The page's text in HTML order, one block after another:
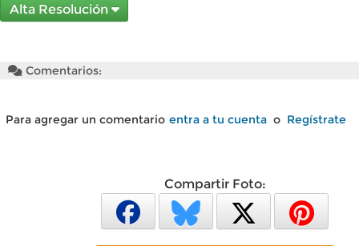
Alta Resolución
Comentarios:
Para agregar un comentario entra a tu cuenta o Regístrate
Compartir Foto: